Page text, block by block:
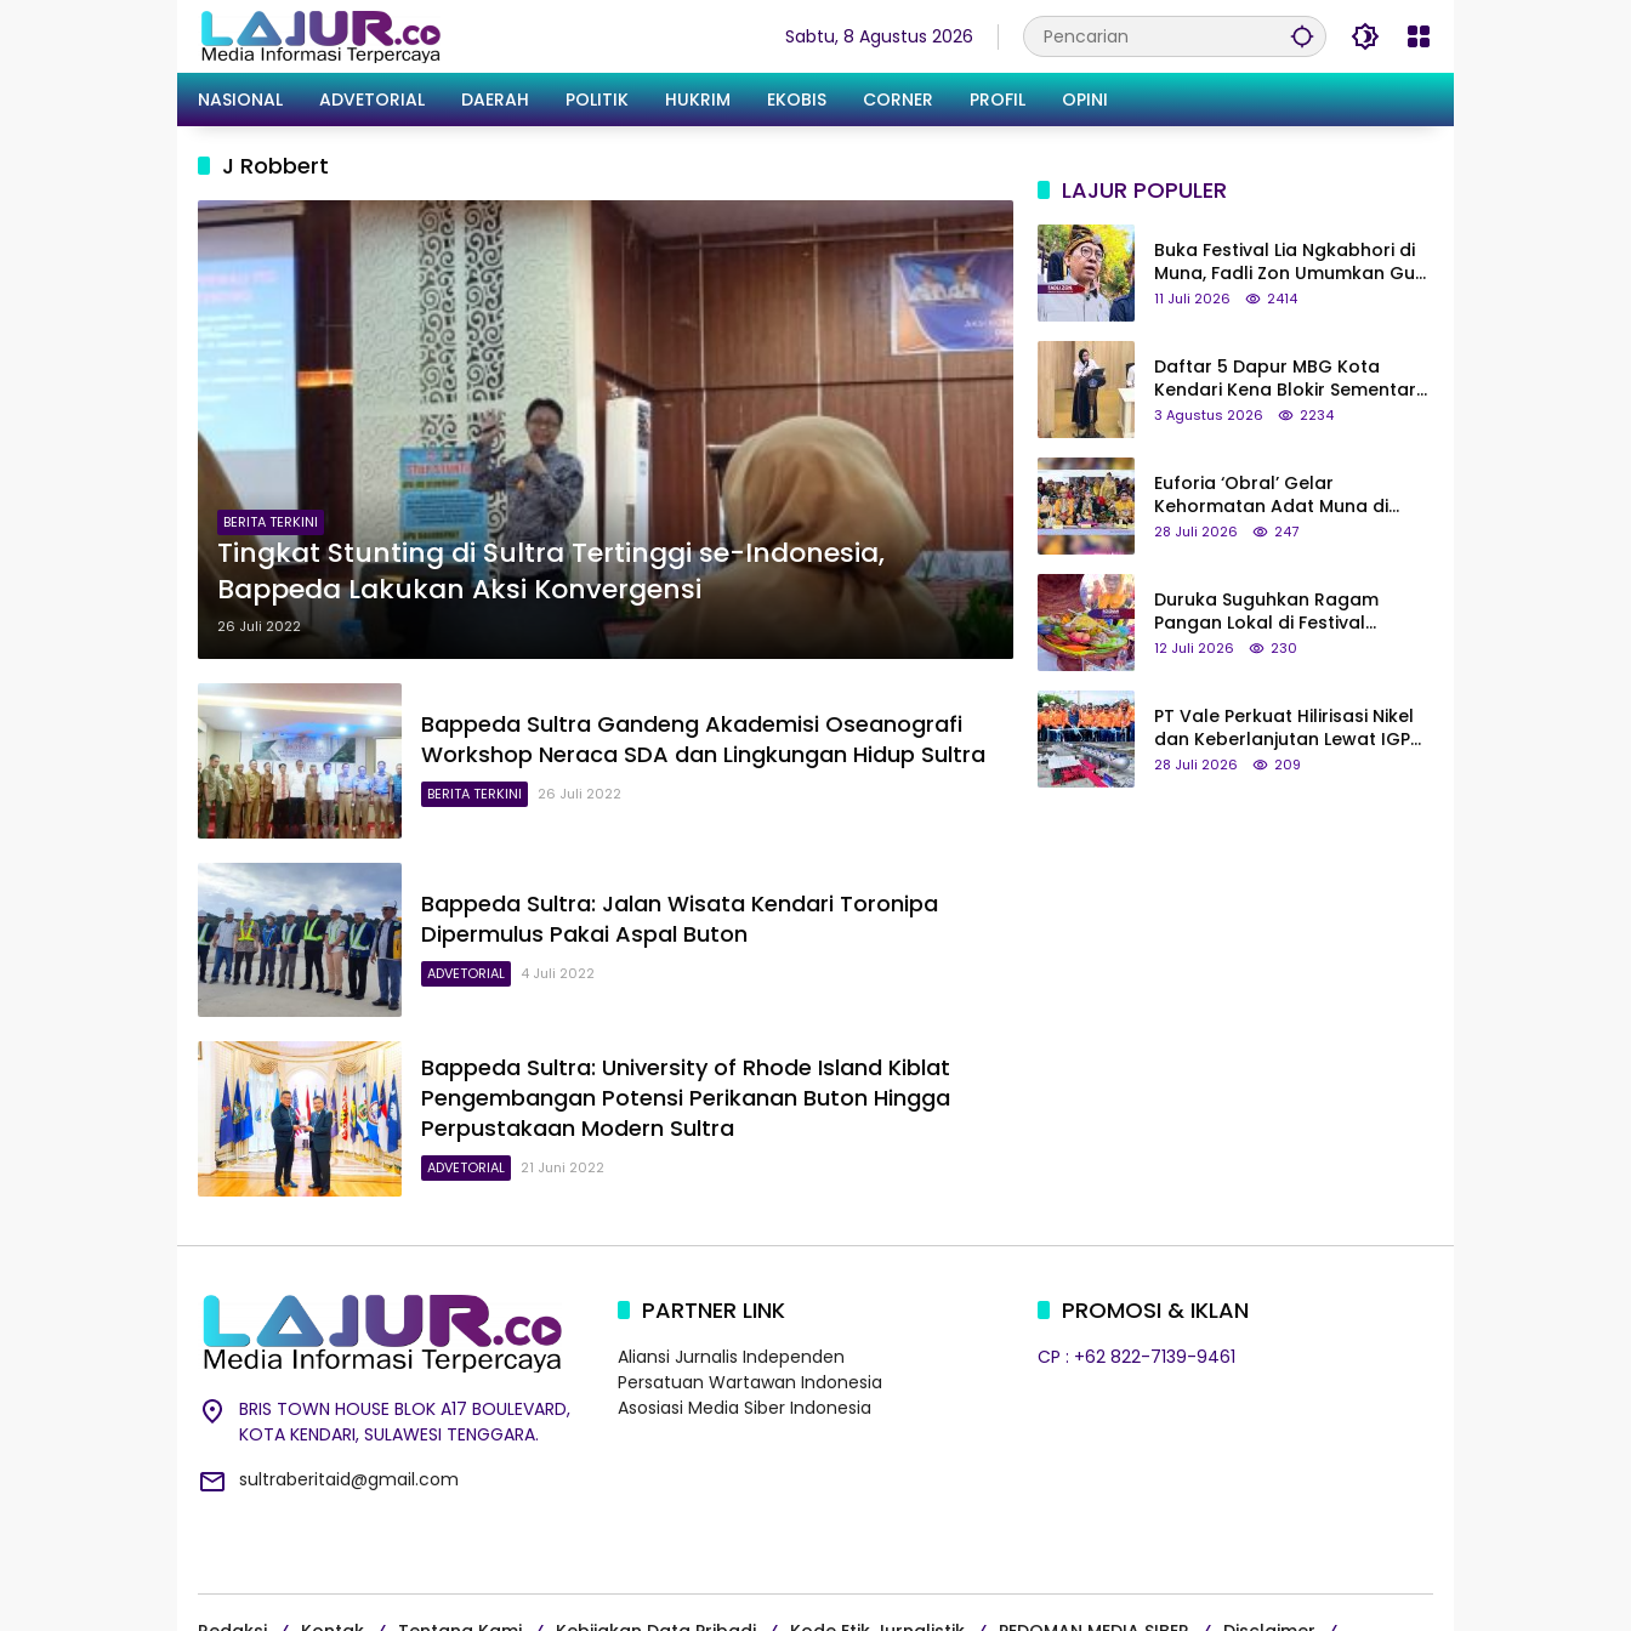
Sabtu, 8 Agustus 2026
NASIONAL ADVETORIAL DAERAH POLITIK HUKRIM EKOBIS CORNER PROFIL OPINI
J Robbert
BERITA TERKINI
Tingkat Stunting di Sultra Tertinggi se-Indonesia,
Bappeda Lakukan Aksi Konvergensi
26 Juli 2022
Bappeda Sultra Gandeng Akademisi Oseanografi
Workshop Neraca SDA dan Lingkungan Hidup Sultra
BERITA TERKINI 26 Juli 2022
Bappeda Sultra: Jalan Wisata Kendari Toronipa
Dipermulus Pakai Aspal Buton
ADVETORIAL 4 Juli 2022
Bappeda Sultra: University of Rhode Island Kiblat
Pengembangan Potensi Perikanan Buton Hingga
Perpustakaan Modern Sultra
ADVETORIAL 21 Juni 2022
LAJUR POPULER
Buka Festival Lia Ngkabhori di
Muna, Fadli Zon Umumkan Gua
Metanduno Segera Naik Status
11 Juli 2026 2414
Daftar 5 Dapur MBG Kota
Kendari Kena Blokir Sementara
dari Pusat
3 Agustus 2026 2234
Euforia ‘Obral’ Gelar
Kehormatan Adat Muna di
Silaturahmi KKMM, Ridwan Bae:
28 Juli 2026 247
Duruka Suguhkan Ragam
Pangan Lokal di Festival
Liangkobhori, Dari Umbi Rebus
12 Juli 2026 230
PT Vale Perkuat Hilirisasi Nikel
dan Keberlanjutan Lewat IGP
Morowali
28 Juli 2026 209
BRIS TOWN HOUSE BLOK A17 BOULEVARD,
KOTA KENDARI, SULAWESI TENGGARA.
sultraberitaid@gmail.com
PARTNER LINK
Aliansi Jurnalis Independen
Persatuan Wartawan Indonesia
Asosiasi Media Siber Indonesia
PROMOSI & IKLAN
CP : +62 822-7139-9461